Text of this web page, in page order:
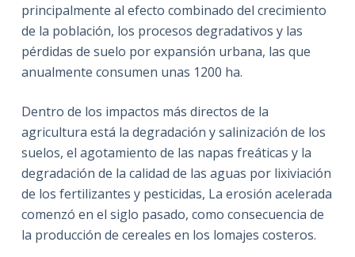
principalmente al efecto combinado del crecimiento
de la población, los procesos degradativos y las
pérdidas de suelo por expansión urbana, las que
anualmente consumen unas 1200 ha.
Dentro de los impactos más directos de la
agricultura está la degradación y salinización de los
suelos, el agotamiento de las napas freáticas y la
degradación de la calidad de las aguas por lixiviación
de los fertilizantes y pesticidas, La erosión acelerada
comenzó en el siglo pasado, como consecuencia de
la producción de cereales en los lomajes costeros.